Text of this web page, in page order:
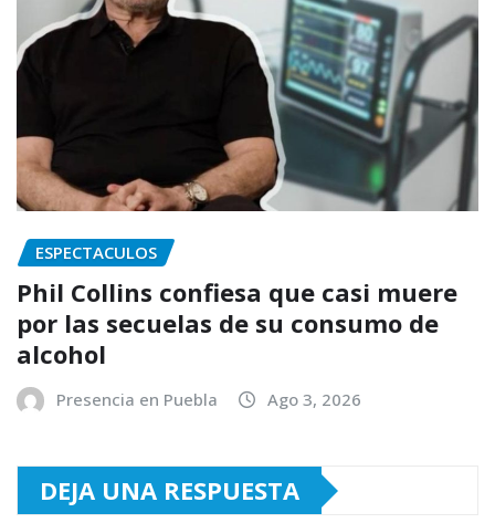
ESPECTACULOS
Phil Collins confiesa que casi muere
por las secuelas de su consumo de
alcohol
Presencia en Puebla Ago 3, 2026
DEJA UNA RESPUESTA